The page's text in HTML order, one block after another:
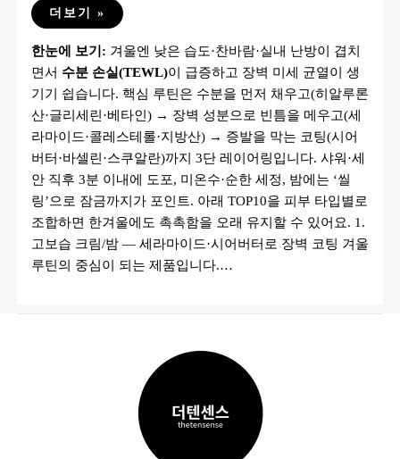
겨
보
템
10
가
지
(보
습
크
림
·
립
밤
오
일
등)
더보기 »
한눈에 보기: 겨울엔 낮은 습도·찬바람·실내 난방이 겹치
면서 수분 손실(TEWL)이 급증하고 장벽 미세 균열이 생
기기 쉽습니다. 핵심 루틴은 수분을 먼저 채우고(히알루론
산·글리세린·베타인) → 장벽 성분으로 빈틈을 메우고(세
라마이드·콜레스테롤·지방산) → 증발을 막는 코팅(시어
버터·바셀린·스쿠알란)까지 3단 레이어링입니다. 샤워·세
안 직후 3분 이내에 도포, 미온수·순한 세정, 밤에는 ‘씰
링’으로 잠금까지가 포인트. 아래 TOP10을 피부 타입별로
조합하면 한겨울에도 촉촉함을 오래 유지할 수 있어요. 1.
고보습 크림/밤 — 세라마이드·시어버터로 장벽 코팅 겨울
루틴의 중심이 되는 제품입니다.…